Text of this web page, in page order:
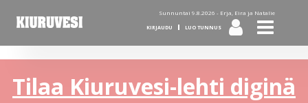
Sunnuntai 9.8.2026 - Erja, Eira ja Natalie
KIRJAUDU LUO TUNNUS
Tilaa Kiuruvesi-lehti diginä